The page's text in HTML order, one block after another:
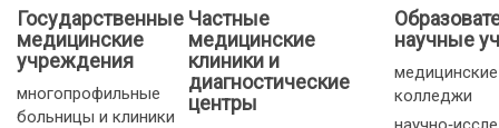
Государственные
медицинские
учреждения
многопрофильные
больницы и клиники
Частные
медицинские
клиники и
диагностические
центры
научные
колледжи